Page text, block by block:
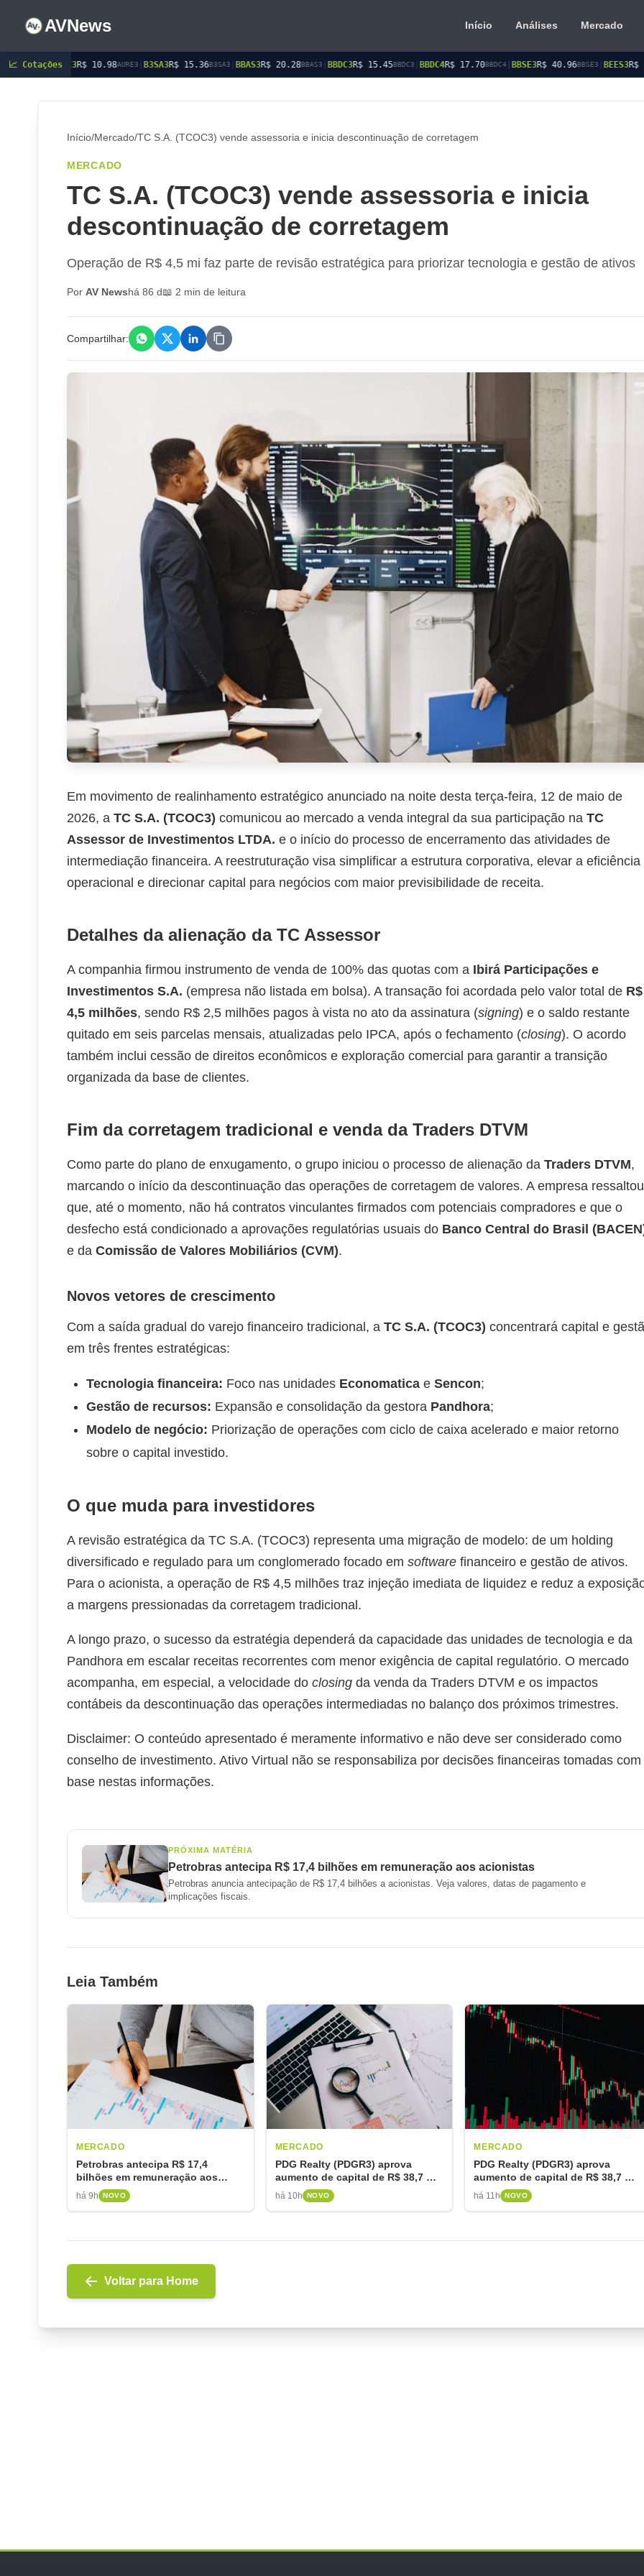
AVNews Início Análises Mercado
📈 Cotações
R$ 10.98AURE3|B3SA3R$ 15.36 B3SA3|BBAS3R$ 20.28 BBAS3|BBDC3R$ 15.45 BBDC3|BBDC4R$ 17.70 BBDC4|BBSE3R$ 40.96 BBSE3|BEES3R$ 8.77BEES3|
Início/Mercado/TC S.A. (TCOC3) vende assessoria e inicia descontinuação de corretagem
MERCADO
TC S.A. (TCOC3) vende assessoria e inicia
descontinuação de corretagem
Operação de R$ 4,5 mi faz parte de revisão estratégica para priorizar tecnologia e gestão de ativos
Por AV Newshá 86 d📖 2 min de leitura
Compartilhar:
Em movimento de realinhamento estratégico anunciado na noite desta terça-feira, 12 de maio de
2026, a TC S.A. (TCOC3) comunicou ao mercado a venda integral da sua participação na TC
Assessor de Investimentos LTDA. e o início do processo de encerramento das atividades de
intermediação financeira. A reestruturação visa simplificar a estrutura corporativa, elevar a eficiência
operacional e direcionar capital para negócios com maior previsibilidade de receita.
Detalhes da alienação da TC Assessor
A companhia firmou instrumento de venda de 100% das quotas com a Ibirá Participações e
Investimentos S.A. (empresa não listada em bolsa). A transação foi acordada pelo valor total de R$
4,5 milhões, sendo R$ 2,5 milhões pagos à vista no ato da assinatura (signing) e o saldo restante
quitado em seis parcelas mensais, atualizadas pelo IPCA, após o fechamento (closing). O acordo
também inclui cessão de direitos econômicos e exploração comercial para garantir a transição
organizada da base de clientes.
Fim da corretagem tradicional e venda da Traders DTVM
Como parte do plano de enxugamento, o grupo iniciou o processo de alienação da Traders DTVM,
marcando o início da descontinuação das operações de corretagem de valores. A empresa ressaltou
que, até o momento, não há contratos vinculantes firmados com potenciais compradores e que o
desfecho está condicionado a aprovações regulatórias usuais do Banco Central do Brasil
e da Comissão de Valores Mobiliários (CVM).
Novos vetores de crescimento
Com a saída gradual do varejo financeiro tradicional, a TC S.A. (TCOC3) concentrará capital e
em três frentes estratégicas:
Tecnologia financeira: Foco nas unidades Economatica e Sencon;
Gestão de recursos: Expansão e consolidação da gestora Pandhora;
Modelo de negócio: Priorização de operações com ciclo de caixa acelerado e maior retorno
sobre o capital investido.
O que muda para investidores
A revisão estratégica da TC S.A. (TCOC3) representa uma migração de modelo: de um holding
diversificado e regulado para um conglomerado focado em software financeiro e gestão de ativos.
Para o acionista, a operação de R$ 4,5 milhões traz injeção imediata de liquidez e reduz a
a margens pressionadas da corretagem tradicional.
A longo prazo, o sucesso da estratégia dependerá da capacidade das unidades de tecnologia e da
Pandhora em escalar receitas recorrentes com menor exigência de capital regulatório. O mercado
acompanha, em especial, a velocidade do closing da venda da Traders DTVM e os impactos
contábeis da descontinuação das operações intermediadas no balanço dos próximos trimestres.
Disclaimer: O conteúdo apresentado é meramente informativo e não deve ser considerado como
conselho de investimento. Ativo Virtual não se responsabiliza por decisões financeiras tomadas com
base nestas informações.
PRÓXIMA MATÉRIA
Petrobras antecipa R$ 17,4 bilhões em remuneração aos acionistas
Petrobras anuncia antecipação de R$ 17,4 bilhões a acionistas. Veja valores, datas de pagamento e
implicações fiscais.
Leia Também
MERCADO
Petrobras antecipa R$ 17,4
bilhões em remuneração aos
acionistas
há 9h NOVO
MERCADO
PDG Realty (PDGR3) aprova
aumento de capital de R$ 38,7 mi
para quitar dívidas
há 10h NOVO
MERCADO
PDG Realty (PDGR3) aprova
aumento de capital de R$ 38,7 mi
para sanear dívidas
há 11h NOVO
Voltar para Home